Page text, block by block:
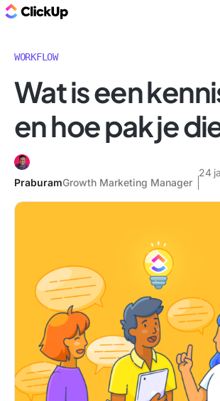
WORKFLOW
Wat is een
en hoe pak je
PraburamGrowth Marketing Manager
24